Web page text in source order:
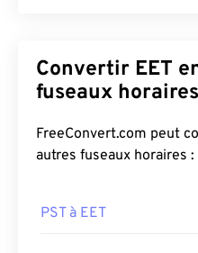
Convertir EET
fuseaux horaires
FreeConvert.com peut
autres fuseaux horaires :
PST à EET